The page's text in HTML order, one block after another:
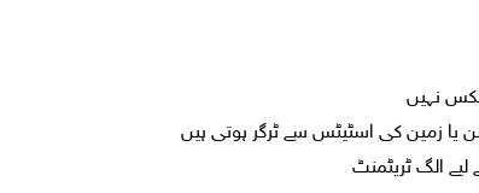
نہیں
یا زمین کی اسٹیٹس سے ٹرگر ہوتی ہیں
الگ ٹریٹمنٹ